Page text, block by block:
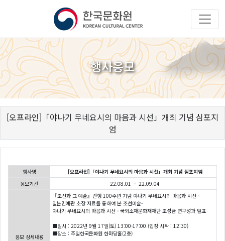
행사응모
[오프라인]「야나기 무네요시의 마음과 시선」개최 기념 심포지
엄
행사명
[오프라인]「야나기 무네요시의 마음과 시선」개최 기념 심포지엄
응모기간
22.08.01 - 22.09.04
응모 상세내용
『조선과 그 예술』간행 100주년 기념 야나기 무네요시의 마음과 시선 -
일본민예관 소장 자료를 통하여 본 조선미술-
야나기 무네요시의 마음과 시선 - 국외소재문화재재단 조성금 연구성과 발표
■일시 : 2022년 9월 17일(토) 13:00-17:00 (입장 시작 : 12:30)
■장소 : 주일한국문화원 한마당홀(2층)